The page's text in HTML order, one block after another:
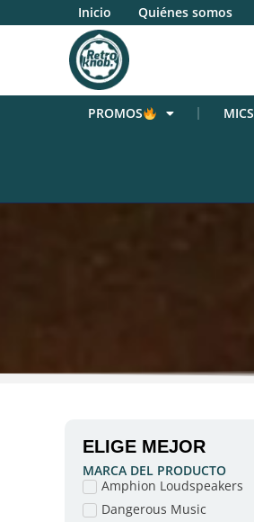
Inicio Quiénes somos
PROMOS MICS
ELIGE MEJOR
MARCA DEL PRODUCTO
Amphion Loudspeakers
Dangerous Music